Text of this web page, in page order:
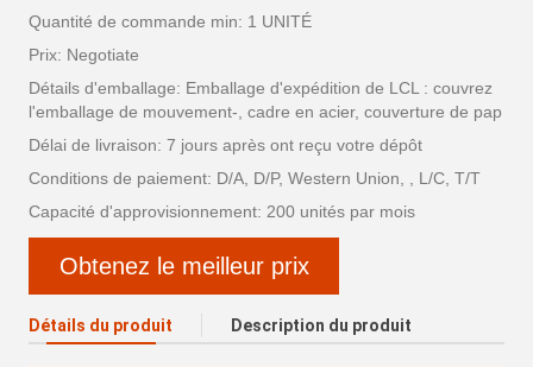
Quantité de commande min: 1 UNITÉ
Prix: Negotiate
Détails d'emballage: Emballage d'expédition de LCL : couvrez
l'emballage de mouvement-, cadre en acier, couverture de pap
Délai de livraison: 7 jours après ont reçu votre dépôt
Conditions de paiement: D/A, D/P, Western Union, , L/C, T/T
Capacité d'approvisionnement: 200 unités par mois
Obtenez le meilleur prix
Détails du produit Description du produit